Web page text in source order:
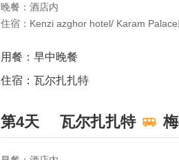
晚餐：酒店内
住宿：Kenzi azghor hotel/ Karam Palace
用餐：早中晚餐
住宿：瓦尔扎扎特
第4天 瓦尔扎扎特